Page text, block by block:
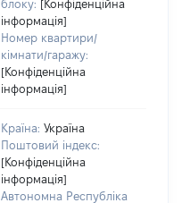
блоку: [Конфіденційна
інформація]
Номер квартири/
кімнати/гаражу:
[Конфіденційна
інформація]
Країна: Україна
Поштовий індекс:
[Конфіденційна
інформація]
Автономна Республіка